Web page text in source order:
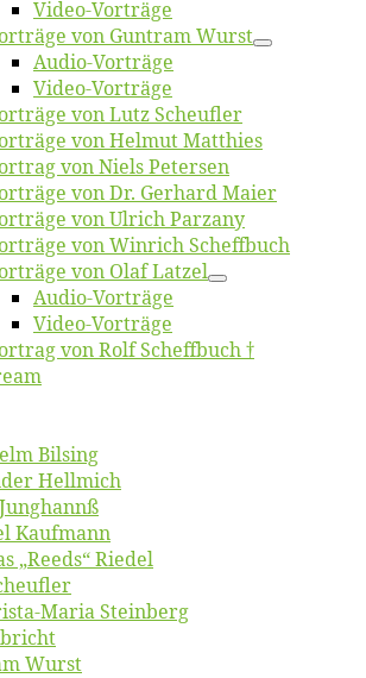
Vi­deo-Vor­trä­ge
von Gun­tram Wurst
Au­dio-Vor­trä­ge
Vi­deo-Vor­trä­ge
von Lutz Scheufler
von Hel­mut Matthies
von Niels Petersen
von Dr. Ger­hard Maier
von Ul­rich Parzany
von Win­rich Scheffbuch
von Olaf Latzel
Au­dio-Vor­trä­ge
Vi­deo-Vor­trä­ge
von Rolf Scheffbuch †
Bilsing
Hellmich
Kaufmann
„Reeds“ Riedel
Ma­ria Steinberg
Wurst